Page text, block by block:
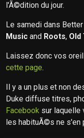
l'Ã©dition du jour.
Le samedi dans
Music and Roots, Old
Laissez donc vos
cette page.
Il y a un plus et non
Duke diffuse titres,
Facebook sur laquelle
les habituÃ©s ne s'en